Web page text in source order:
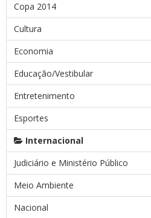
Copa 2014
Cultura
Economia
Educação/Vestibular
Entretenimento
Esportes
Internacional
Judiciário e Ministério Público
Meio Ambiente
Nacional